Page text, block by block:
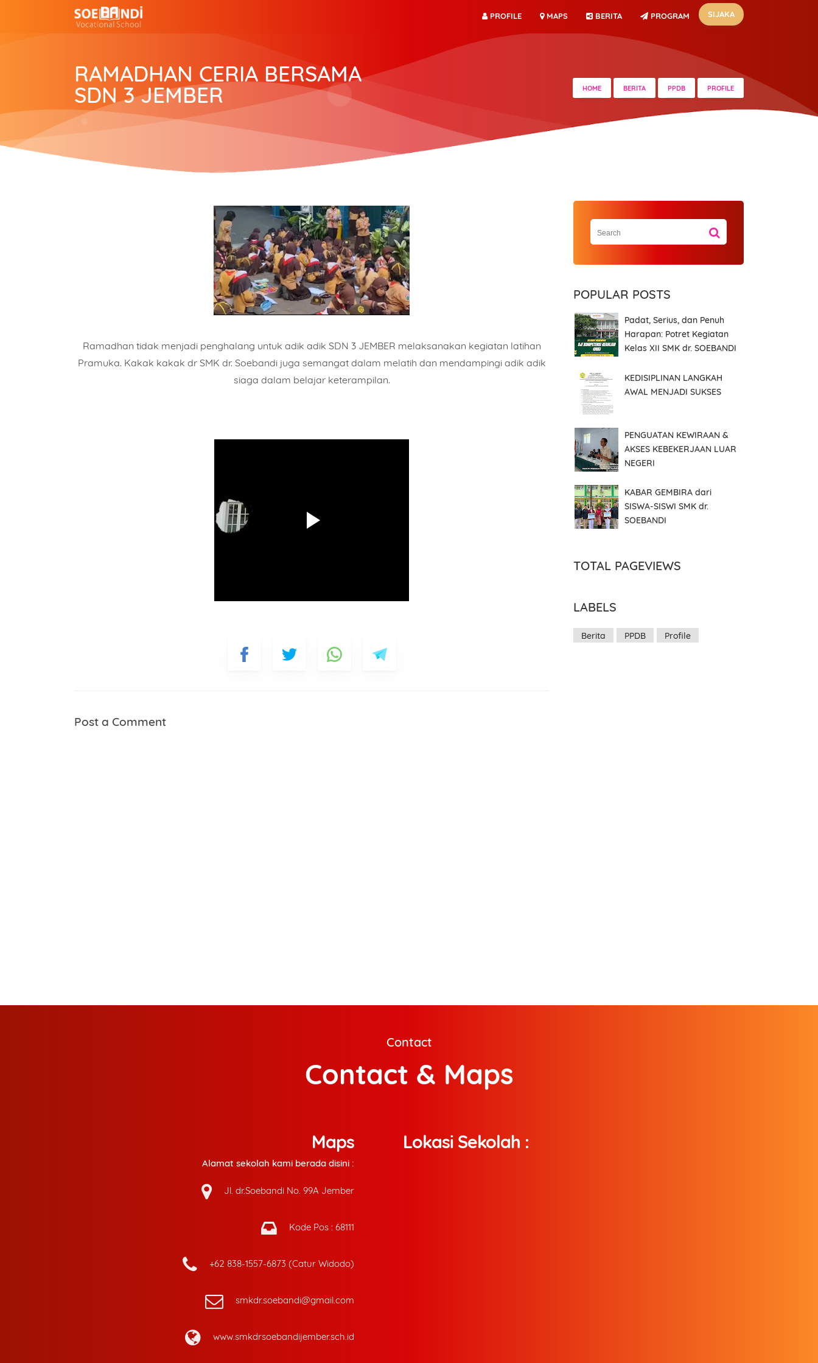
SIJAKA
PROFILE MAPS BERITA PROGRAM
RAMADHAN CERIA BERSAMA
SDN 3 JEMBER HOME BERITA PPDB PROFILE
Ramadhan tidak menjadi penghalang untuk adik adik SDN 3 JEMBER melaksanakan kegiatan latihan
Pramuka. Kakak kakak dr SMK dr. Soebandi juga semangat dalam melatih dan mendampingi adik adik
siaga dalam belajar keterampilan.
Post a Comment
POPULAR POSTS
Padat, Serius, dan Penuh
Harapan: Potret Kegiatan
Kelas XII SMK dr. SOEBANDI
KEDISIPLINAN LANGKAH
AWAL MENJADI SUKSES
PENGUATAN KEWIRAAN &
AKSES KEBEKERJAAN LUAR
NEGERI
KABAR GEMBIRA dari
SISWA-SISWI SMK dr.
SOEBANDI
TOTAL PAGEVIEWS
LABELS
Berita PPDB Profile
Contact
Contact & Maps
Maps
Alamat sekolah kami berada disini :
Jl. dr.Soebandi No. 99A Jember
Kode Pos : 68111
+62 838-1557-6873 (Catur Widodo)
smkdr.soebandi@gmail.com
www.smkdrsoebandijember.sch.id
Lokasi Sekolah :